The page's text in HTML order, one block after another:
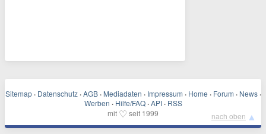
Sitemap · Datenschutz · AGB · Mediadaten · Impressum · Home · Forum · News ·
Werben · Hilfe/FAQ · API · RSS
mit ♡ seit 1999 nach oben ▲